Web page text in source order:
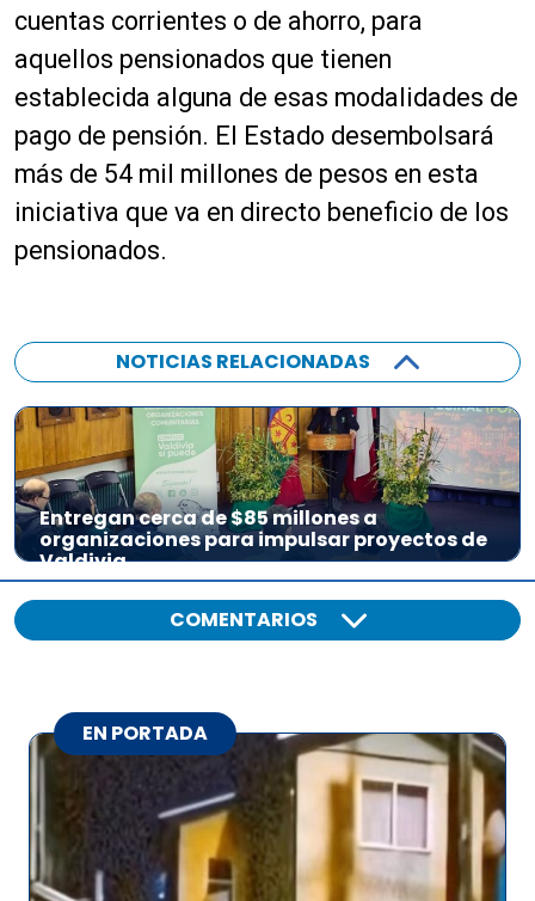
cuentas corrientes o de ahorro, para
aquellos pensionados que tienen
establecida alguna de esas modalidades de
pago de pensión. El Estado desembolsará
más de 54 mil millones de pesos en esta
iniciativa que va en directo beneficio de los
pensionados.
NOTICIAS RELACIONADAS
Entregan cerca de $85 millones a
organizaciones para impulsar proyectos de
Valdivia
COMENTARIOS
EN PORTADA